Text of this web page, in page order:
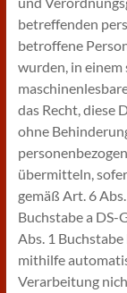
betreffenden
betroffene
wurden, in
das Recht, diese
ohne
übermitteln,
gemäß Art. 6
Buchstabe a DS-
Abs. 1
mithilfe
Verarbeitung